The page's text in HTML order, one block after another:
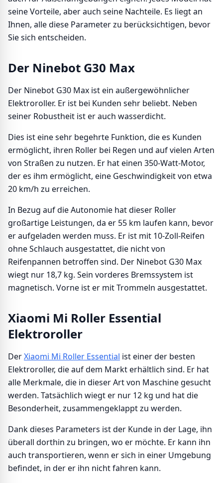
seine Vorteile, aber auch seine Nachteile. Es liegt an
Ihnen, alle diese Parameter zu berücksichtigen, bevor
Sie sich entscheiden.
Der Ninebot G30 Max
Der Ninebot G30 Max ist ein außergewöhnlicher
Elektroroller. Er ist bei Kunden sehr beliebt. Neben
seiner Robustheit ist er auch wasserdicht.
Dies ist eine sehr begehrte Funktion, die es Kunden
ermöglicht, ihren Roller bei Regen und auf vielen Arten
von Straßen zu nutzen. Er hat einen 350-Watt-Motor,
der es ihm ermöglicht, eine Geschwindigkeit von etwa
20 km/h zu erreichen.
In Bezug auf die Autonomie hat dieser Roller
großartige Leistungen, da er 55 km laufen kann, bevor
er aufgeladen werden muss. Er ist mit 10-Zoll-Reifen
ohne Schlauch ausgestattet, die nicht von
Reifenpannen betroffen sind. Der Ninebot G30 Max
wiegt nur 18,7 kg. Sein vorderes Bremssystem ist
magnetisch. Vorne ist er mit Trommeln ausgestattet.
Xiaomi Mi Roller Essential
Elektroroller
DerXiaomi Mi Roller Essential ist einer der besten
Elektroroller, die auf dem Markt erhältlich sind. Er hat
alle Merkmale, die in dieser Art von Maschine gesucht
werden. Tatsächlich wiegt er nur 12 kg und hat die
Besonderheit, zusammengeklappt zu werden.
Dank dieses Parameters ist der Kunde in der Lage, ihn
überall dorthin zu bringen, wo er möchte. Er kann ihn
auch transportieren, wenn er sich in einer Umgebung
befindet, in der er ihn nicht fahren kann.